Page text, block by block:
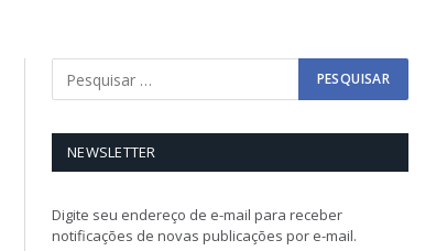
NEWSLETTER
Digite seu endereço de e-mail para receber
notificações de novas publicações por e-mail.